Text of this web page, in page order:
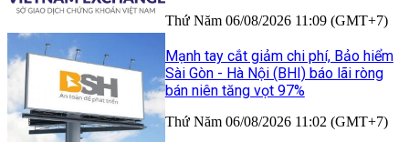
Thứ Năm 06/08/2026 11:09 (GMT+7)
Mạnh tay cắt giảm chi phí, Bảo hiểm
Sài Gòn - Hà Nội (BHI) báo lãi ròng
bán niên tăng vọt 97%
Thứ Năm 06/08/2026 11:02 (GMT+7)